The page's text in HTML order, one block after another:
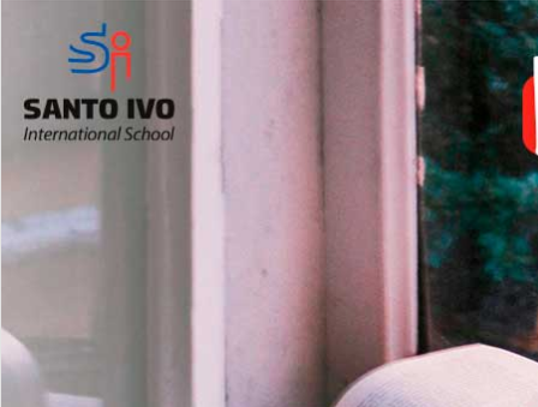
Matrículas Abertas 2026
2º AO 5º ANO FUNDAMENTAL
es
Com imersão Bilingue - Anos
Finais